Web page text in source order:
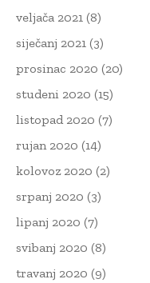
veljača 2021 (8)
siječanj 2021 (3)
prosinac 2020 (20)
studeni 2020 (15)
listopad 2020 (7)
rujan 2020 (14)
kolovoz 2020 (2)
srpanj 2020 (3)
lipanj 2020 (7)
svibanj 2020 (8)
travanj 2020 (9)